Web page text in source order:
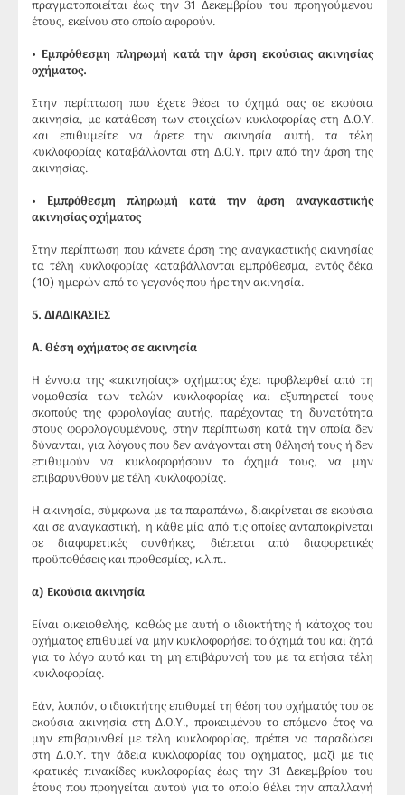
πραγματοποιείται έως την 31 Δεκεμβρίου του προηγούμενου
έτους, εκείνου στο οποίο αφορούν.
• Εμπρόθεσμη πληρωμή κατά την άρση εκούσιας ακινησίας
οχήματος.
Στην περίπτωση που έχετε θέσει το όχημά σας σε εκούσια
ακινησία, με κατάθεση των στοιχείων κυκλοφορίας στη Δ.Ο.Υ.
και επιθυμείτε να άρετε την ακινησία αυτή, τα τέλη
κυκλοφορίας καταβάλλονται στη Δ.Ο.Υ. πριν από την άρση της
ακινησίας.
• Εμπρόθεσμη πληρωμή κατά την άρση αναγκαστικής
ακινησίας οχήματος
Στην περίπτωση που κάνετε άρση της αναγκαστικής ακινησίας
τα τέλη κυκλοφορίας καταβάλλονται εμπρόθεσμα, εντός δέκα
(10) ημερών από το γεγονός που ήρε την ακινησία.
5. ΔΙΑΔΙΚΑΣΙΕΣ
Α. Θέση οχήματος σε ακινησία
Η έννοια της «ακινησίας» οχήματος έχει προβλεφθεί από τη
νομοθεσία των τελών κυκλοφορίας και εξυπηρετεί τους
σκοπούς της φορολογίας αυτής, παρέχοντας τη δυνατότητα
στους φορολογουμένους, στην περίπτωση κατά την οποία δεν
δύνανται, για λόγους που δεν ανάγονται στη θέλησή τους ή δεν
επιθυμούν να κυκλοφορήσουν το όχημά τους, να μην
επιβαρυνθούν με τέλη κυκλοφορίας.
Η ακινησία, σύμφωνα με τα παραπάνω, διακρίνεται σε εκούσια
και σε αναγκαστική, η κάθε μία από τις οποίες ανταποκρίνεται
σε διαφορετικές συνθήκες, διέπεται από διαφορετικές
προϋποθέσεις και προθεσμίες, κ.λ.π..
α) Εκούσια ακινησία
Είναι οικειοθελής, καθώς με αυτή ο ιδιοκτήτης ή κάτοχος του
οχήματος επιθυμεί να μην κυκλοφορήσει το όχημά του και ζητά
για το λόγο αυτό και τη μη επιβάρυνσή του με τα ετήσια τέλη
κυκλοφορίας.
Εάν, λοιπόν, ο ιδιοκτήτης επιθυμεί τη θέση του οχήματός του σε
εκούσια ακινησία στη Δ.Ο.Υ., προκειμένου το επόμενο έτος να
μην επιβαρυνθεί με τέλη κυκλοφορίας, πρέπει να παραδώσει
στη Δ.Ο.Υ. την άδεια κυκλοφορίας του οχήματος, μαζί με τις
κρατικές πινακίδες κυκλοφορίας έως την 31 Δεκεμβρίου του
έτους που προηγείται αυτού για το οποίο θέλει την απαλλαγή